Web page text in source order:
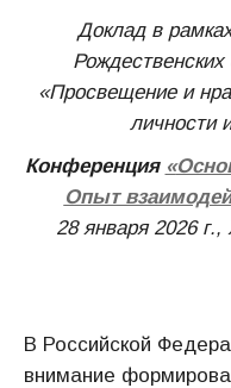
Доклад в
«Просвещение и
личности
Конференция «
Опыт
28 января 2026
В Российской
внимание